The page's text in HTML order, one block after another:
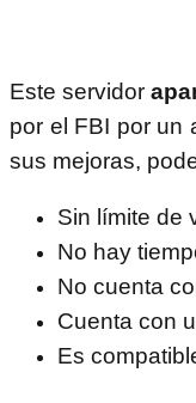
Este servidor
por el FBI por un
sus mejoras,
Sin límite de
No hay
No cuenta
Cuenta con
Es